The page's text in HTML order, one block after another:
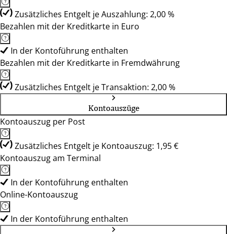
Zusätzliches Entgelt je Auszahlung: 2,00 %
Bezahlen mit der Kreditkarte in Euro
In der Kontoführung enthalten
Bezahlen mit der Kreditkarte in Fremdwährung
Zusätzliches Entgelt je Transaktion: 2,00 %
Kontoauszüge
Kontoauszug per Post
Zusätzliches Entgelt je Kontoauszug: 1,95 €
Kontoauszug am Terminal
In der Kontoführung enthalten
Online-Kontoauszug
In der Kontoführung enthalten